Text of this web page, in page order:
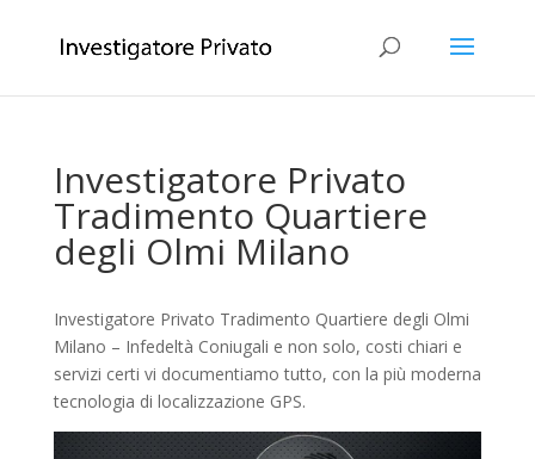
Investigatore Privato
Tradimento Quartiere
degli Olmi Milano
Investigatore Privato Tradimento Quartiere degli Olmi
Milano – Infedeltà Coniugali e non solo, costi chiari e
servizi certi vi documentiamo tutto, con la più moderna
tecnologia di localizzazione GPS.